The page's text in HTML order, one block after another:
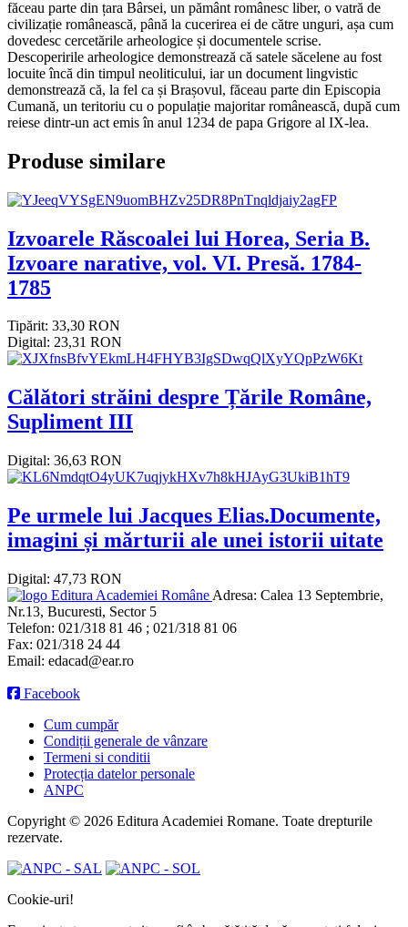
făceau parte din țara Bârsei, un pământ românesc liber, o vatră de
civilizație românească, până la cucerirea ei de către unguri, așa cum
dovedesc cercetările arheologice și documentele scrise.
Descoperirile arheologice demonstrează că satele săcelene au fost
locuite încă din timpul neoliticului, iar un document lingvistic
demonstrează că, la fel ca și Brașovul, făceau parte din Episcopia
Cumană, un teritoriu cu o populație majoritar românească, după cum
reiese dintr-un act emis în anul 1234 de papa Grigore al IX-lea.
Produse similare
Izvoarele Răscoalei lui Horea, Seria B.
Izvoare narative, vol. VI. Presă. 1784-
1785
Tipărit: 33,30 RON
Digital: 23,31 RON
Călători străini despre Țările Române,
Supliment III
Digital: 36,63 RON
Pe urmele lui Jacques Elias.Documente,
imagini și mărturii ale unei istorii uitate
Digital: 47,73 RON
Editura Academiei Române Adresa: Calea 13 Septembrie,
Nr.13, Bucuresti, Sector 5
Telefon: 021/318 81 46 ; 021/318 81 06
Fax: 021/318 24 44
Email: edacad@ear.ro
Facebook
Cum cumpăr
Condiții generale de vânzare
Termeni si conditii
Protecția datelor personale
ANPC
Copyright © 2026 Editura Academiei Romane. Toate drepturile
rezervate.
Cookie-uri!